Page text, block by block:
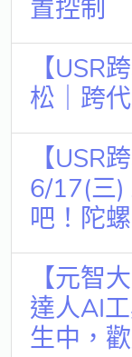
置控制
【USR
松｜跨
【USR
6/17(三)
吧！陀螺
【元智
達人AI
生中，